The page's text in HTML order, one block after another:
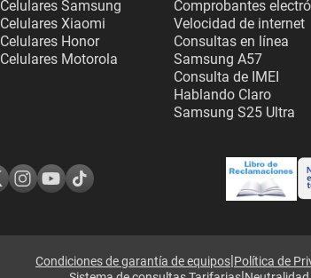
Celulares Samsung
Celulares Xiaomi
Celulares Honor
Celulares Motorola
Comprobantes
Velocidad de internet
Consultas en línea
Samsung A57
Consulta de IMEI
Hablando Claro
Samsung S25 Ultra
Condiciones de garantía de equipos|Política de